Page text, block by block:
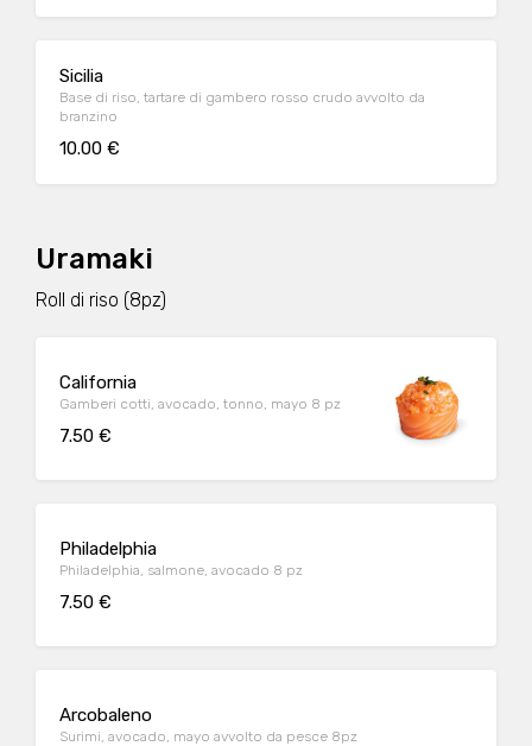
Sicilia
Base di riso, tartare di gambero rosso crudo avvolto da
branzino
10.00 €
Uramaki
Roll di riso (8pz)
California
Gamberi cotti, avocado, tonno, mayo 8 pz
7.50 €
Philadelphia
Philadelphia, salmone, avocado 8 pz
7.50 €
Arcobaleno
Surimi, avocado, mayo avvolto da pesce 8pz